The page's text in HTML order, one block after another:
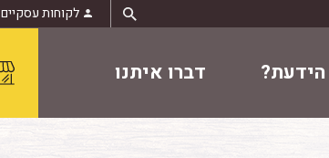
לקוחות עסקיים
הידעת? דברו איתנו